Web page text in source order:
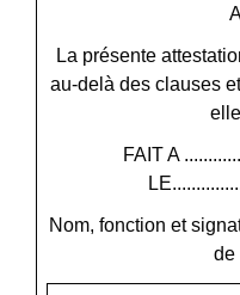
La présente
au-delà des clauses
FAIT A
Nom, fonction et
de